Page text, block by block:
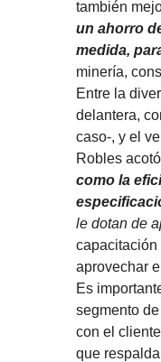
también
un ahorro
medida,
minería,
Entre la
delantera,
caso-, y el
Robles
como la
le dotan de
capacitación
aprovechar
Es
segmento
con el
que